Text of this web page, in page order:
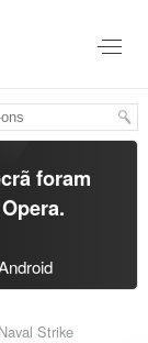
foram
.
Strike‎